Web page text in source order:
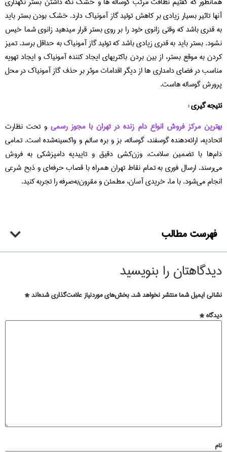
آنها تاثیر بسیار زیادی بر کاهش تولید گاز آمونیاک دارد. خشک بودن بستر باید
به قدری باشد که وقتی زانوی خود را بر روی بستر قرار میدهید زانوی شما خیس
نشود. بستر باید به قدری زیادی باشد که تولید گاز آمونیاک به حداقل برسد. تمیز
کردن به موقع بستر، از بین بردن باکتریهای ایجاد کننده آمونیاک و ایجاد تهویه
مناسب در فضای دامداری ها از دیگر اقدامات موثر بر حذف گاز آمونیاک در محل
پرورش گوساله هاست.
نتیجه گیری :
بهترین مرکز فروش انواع دام زنده در تهران با مجوز رسمی و تحت نظارت
اتحادیه، ارائه‌دهنده گوسفند، گوساله، بز و بره سالم و واکسینه‌شده است. تمامی
دام‌ها با تضمین سلامت، وزن‌کشی دقیق و تاییدیه دامپزشکی به فروش
می‌رسند. ارسال فوری به تمام نقاط تهران همراه با قصاب حرفه‌ای و ذبح شرعی
انجام می‌شود. با ما، خریدی آسان، مطمئن و مقرون‌به‌صرفه را تجربه کنید.
فهرست مطالب
دیدگاهتان را بنویسید
نشانی ایمیل شما منتشر نخواهد شد. بخش‌های موردنیاز علامت‌گذاری شده‌اند*
دیدگاه*
نام